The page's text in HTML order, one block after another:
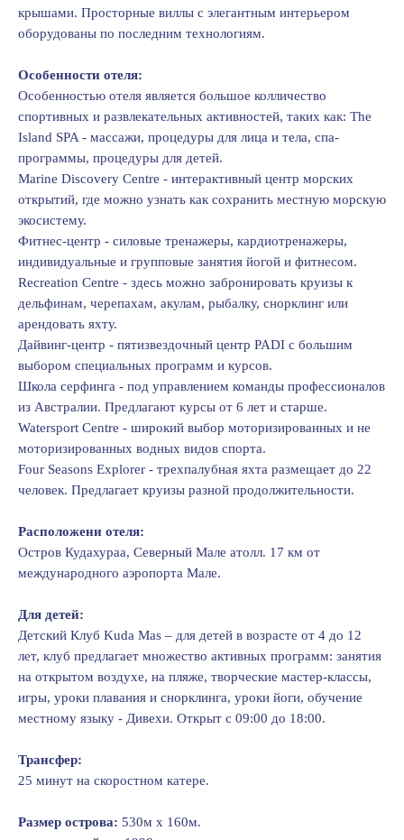
крышами. Просторные виллы с элегантным интерьером
оборудованы по последним технологиям.
Особенности отеля:
Особенностью отеля является большое колличество
спортивных и развлекательных активностей, таких как: The
Island SPA - массажи, процедуры для лица и тела, спа-
программы, процедуры для детей.
Marine Discоvery Centre - интерактивный центр морских
открытий, где можно узнать как сохранить местную морскую
экосистему.
Фитнес-центр - силовые тренажеры, кардиотренажеры,
индивидуальные и групповые занятия йогой и фитнесом.
Recreatiоn Centre - здесь можно забронировать круизы к
дельфинам, черепахам, акулам, рыбалку, снорклинг или
арендовать яхту.
Дайвинг-центр - пятизвездочный центр PADI с большим
выбором специальных программ и курсов.
Школа серфинга - под управлением команды профессионалов
из Австралии. Предлагают курсы от 6 лет и старше.
Waterspоrt Centre - широкий выбор моторизированных и не
моторизированных водных видов спорта.
Fоur Seasоns Explоrer - трехпалубная яхта размещает до 22
человек. Предлагает круизы разной продолжительности.
Расположени отеля:
Остров Кудахураа, Северный Мале атолл. 17 км от
международного аэропорта Мале.
Для детей:
Детский Клуб Kuda Mas – для детей в возрасте от 4 до 12
лет, клуб предлагает множество активных программ: занятия
на открытом воздухе, на пляже, творческие мастер-классы,
игры, уроки плавания и снорклинга, уроки йоги, обучение
местному языку - Дивехи. Открыт с 09:00 до 18:00.
Трансфер:
25 минут на скоростном катере.
Размер острова: 530м х 160м.